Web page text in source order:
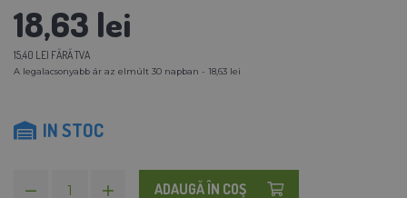
18,63 lei
15,40 LEI FĂRĂ TVA
A legalacsonyabb ár az elmúlt 30 napban - 18,63 lei
IN STOC
ADAUGĂ ÎN COŞ